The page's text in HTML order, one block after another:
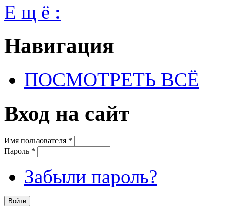
Е щ ё :
Навигация
ПОСМОТРЕТЬ ВСЁ
Вход на сайт
Имя пользователя *
Пароль *
Забыли пароль?